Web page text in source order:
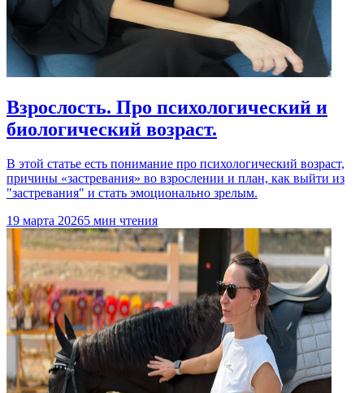
Взрослость. Про психологический и
биологический возраст.
В этой статье есть понимание про психологический возраст,
причины «застревания» во взрослении и план, как выйти из
"застревания" и стать эмоционально зрелым.
19 марта 20265 мин чтения